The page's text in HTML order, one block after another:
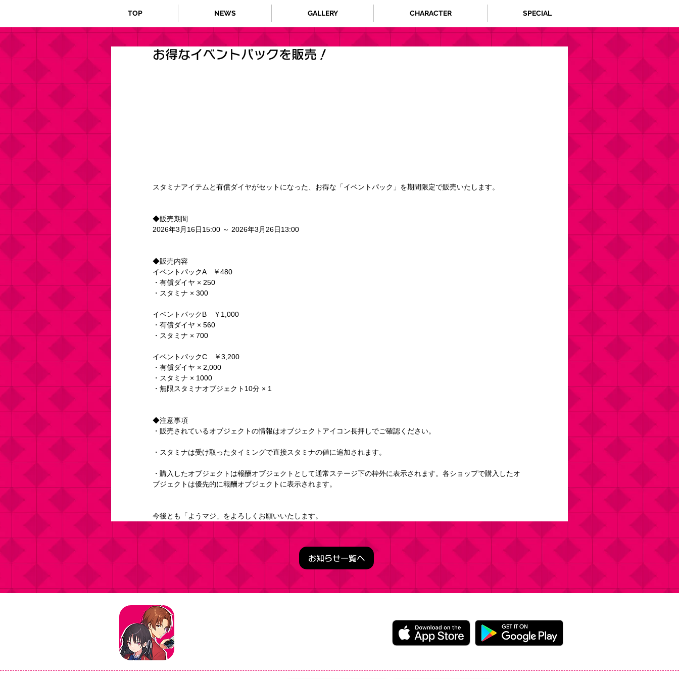
TOP NEWS GALLERY CHARACTER SPECIAL
お得なイベントパックを販売！
スタミナアイテムと有償ダイヤがセットになった、お得な「イベントパック」を期間限定で販売いたします。
◆販売期間
2026年3月16日15:00 ～ 2026年3月26日13:00
◆販売内容
イベントパックA　￥480
・有償ダイヤ × 250
・スタミナ × 300
イベントパックB　￥1,000
・有償ダイヤ × 560
・スタミナ × 700
イベントパックC　￥3,200
・有償ダイヤ × 2,000
・スタミナ × 1000
・無限スタミナオブジェクト10分 × 1
◆注意事項
・販売されているオブジェクトの情報はオブジェクトアイコン長押しでご確認ください。
・スタミナは受け取ったタイミングで直接スタミナの値に追加されます。
・購入したオブジェクトは報酬オブジェクトとして通常ステージ下の枠外に表示されます。各ショップで購入したオ
ブジェクトは優先的に報酬オブジェクトに表示されます。
今後とも「ようマジ」をよろしくお願いいたします。
お知らせ一覧へ